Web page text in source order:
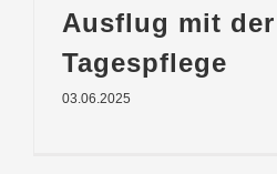
Ausflug mit der
Tagespflege
03.06.2025